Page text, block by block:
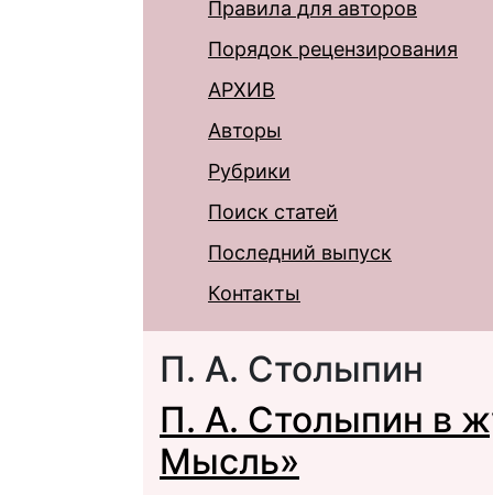
Правила для авторов
Порядок рецензирования
АРХИВ
Авторы
Рубрики
Поиск статей
Последний выпуск
Контакты
П. А. Столыпин
П. А. Столыпин в
Мысль»